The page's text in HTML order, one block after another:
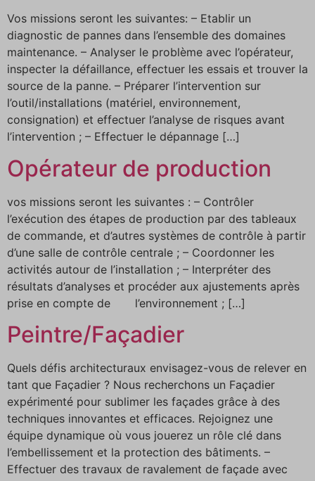
Vos missions seront les suivantes: – Etablir un
diagnostic de pannes dans l’ensemble des domaines
maintenance. – Analyser le problème avec l’opérateur,
inspecter la défaillance, effectuer les essais et trouver la
source de la panne. – Préparer l’intervention sur
l’outil/installations (matériel, environnement,
consignation) et effectuer l’analyse de risques avant
l’intervention ; – Effectuer le dépannage […]
Opérateur de production
vos missions seront les suivantes : – Contrôler
l’exécution des étapes de production par des tableaux
de commande, et d’autres systèmes de contrôle à partir
d’une salle de contrôle centrale ; – Coordonner les
activités autour de l’installation ; – Interpréter des
résultats d’analyses et procéder aux ajustements après
prise en compte de l’environnement ; […]
Peintre/Façadier
Quels défis architecturaux envisagez-vous de relever en
tant que Façadier ? Nous recherchons un Façadier
expérimenté pour sublimer les façades grâce à des
techniques innovantes et efficaces. Rejoignez une
équipe dynamique où vous jouerez un rôle clé dans
l’embellissement et la protection des bâtiments. –
Effectuer des travaux de ravalement de façade avec